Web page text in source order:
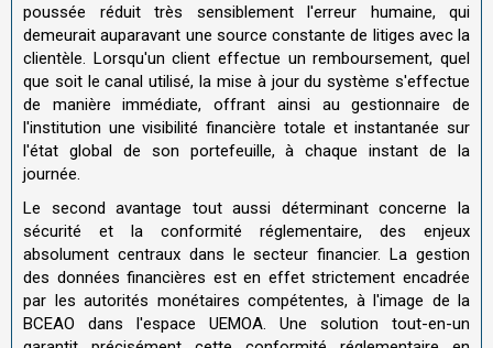
poussée réduit très sensiblement l'erreur humaine, qui
demeurait auparavant une source constante de litiges avec la
clientèle. Lorsqu'un client effectue un remboursement, quel
que soit le canal utilisé, la mise à jour du système s'effectue
de manière immédiate, offrant ainsi au gestionnaire de
l'institution une visibilité financière totale et instantanée sur
l'état global de son portefeuille, à chaque instant de la
journée.
Le second avantage tout aussi déterminant concerne la
sécurité et la conformité réglementaire, des enjeux
absolument centraux dans le secteur financier. La gestion
des données financières est en effet strictement encadrée
par les autorités monétaires compétentes, à l'image de la
BCEAO dans l'espace UEMOA. Une solution tout-en-un